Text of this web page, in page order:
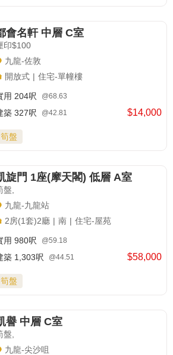
會名軒 中層 C室
印$100
九龍-佐敦
開放式 | 住宅-單幢樓
$14,000
用 204呎 @68.63
築 327呎 @42.81
筍盤
旋門 1座(摩天閣) 低層 A室
盤,
九龍-九龍站
2房(1套)2廳 | 南 | 住宅-屋苑
$58,000
用 980呎 @59.18
築 1,303呎 @44.51
筍盤
譽 中層 C室
盤,
九龍-尖沙咀